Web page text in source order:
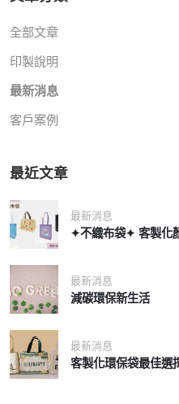
全部文章
印製說明
最新消息
客戶案例
最近文章
最新消息
✦不織布袋✦ 客製化
最新消息
減碳環保新生活
最新消息
客製化環保袋最佳選